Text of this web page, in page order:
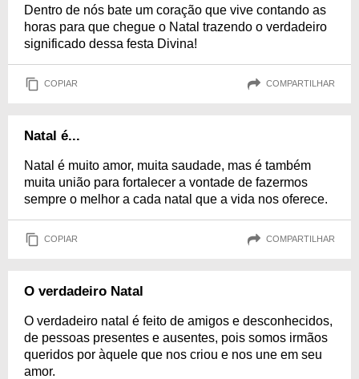
Dentro de nós bate um coração que vive contando as
horas para que chegue o Natal trazendo o verdadeiro
significado dessa festa Divina!
COPIAR COMPARTILHAR
Natal é...
Natal é muito amor, muita saudade, mas é também
muita união para fortalecer a vontade de fazermos
sempre o melhor a cada natal que a vida nos oferece.
COPIAR COMPARTILHAR
O verdadeiro Natal
O verdadeiro natal é feito de amigos e desconhecidos,
de pessoas presentes e ausentes, pois somos irmãos
queridos por àquele que nos criou e nos une em seu
amor.